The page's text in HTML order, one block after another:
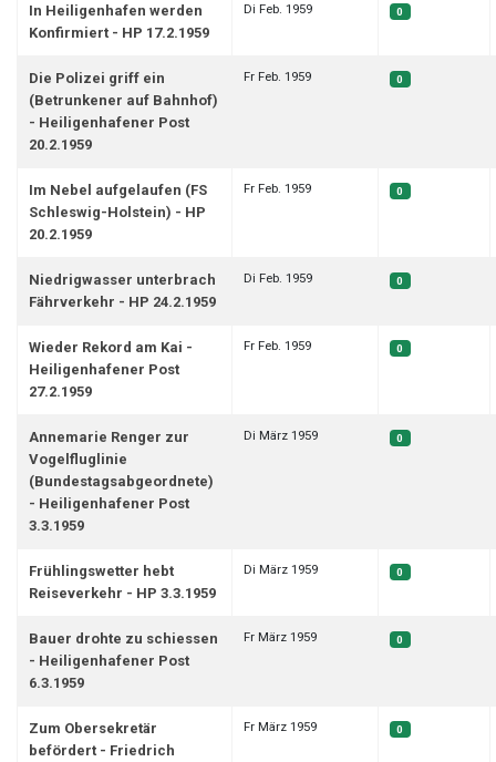
In Heiligenhafen werden
Konfirmiert - HP 17.2.1959
Di Feb. 1959 0
Die Polizei griff ein
(Betrunkener auf Bahnhof)
- Heiligenhafener Post
20.2.1959
Fr Feb. 1959 0
Im Nebel aufgelaufen (FS
Schleswig-Holstein) - HP
20.2.1959
Fr Feb. 1959 0
Niedrigwasser unterbrach
Fährverkehr - HP 24.2.1959
Di Feb. 1959 0
Wieder Rekord am Kai -
Heiligenhafener Post
27.2.1959
Fr Feb. 1959 0
Annemarie Renger zur
Vogelfluglinie
(Bundestagsabgeordnete)
- Heiligenhafener Post
3.3.1959
Di März 1959 0
Frühlingswetter hebt
Reiseverkehr - HP 3.3.1959
Di März 1959 0
Bauer drohte zu schiessen
- Heiligenhafener Post
6.3.1959
Fr März 1959 0
Zum Obersekretär
befördert - Friedrich
Fr März 1959 0